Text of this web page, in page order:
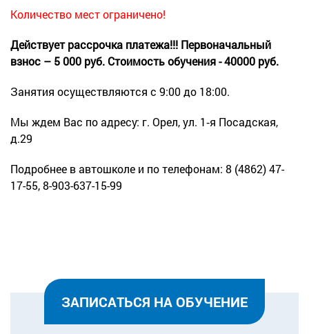
Количество мест ограничено!
Действует рассрочка платежа!!! Первоначальный
взнос – 5 000 руб. Стоимость обучения - 40000 руб.
Занятия осуществляются с 9:00 до 18:00.
Мы ждем Вас по адресу: г. Орел, ул. 1‑я Посадская,
д.29
Подробнее в автошколе и по телефонам: 8 (4862) 47-
17-55,8-903-637-15-99
ЗАПИСАТЬСЯ НА ОБУЧЕНИЕ